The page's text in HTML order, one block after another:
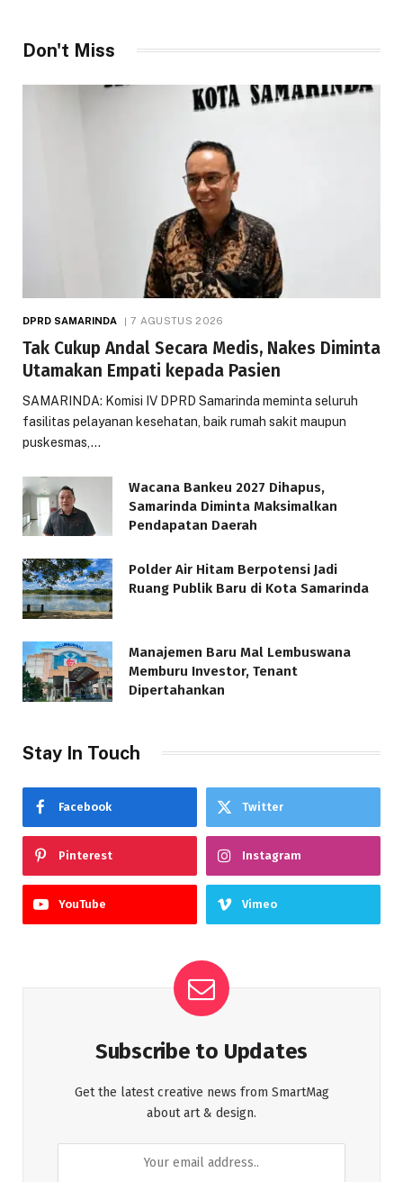
Don't Miss
DPRD SAMARINDA 7 AGUSTUS 2026
Tak Cukup Andal Secara Medis, Nakes Diminta
Utamakan Empati kepada Pasien
SAMARINDA: Komisi IV DPRD Samarinda meminta seluruh
fasilitas pelayanan kesehatan, baik rumah sakit maupun
puskesmas,…
Wacana Bankeu 2027 Dihapus,
Samarinda Diminta Maksimalkan
Pendapatan Daerah
Polder Air Hitam Berpotensi Jadi
Ruang Publik Baru di Kota Samarinda
Manajemen Baru Mal Lembuswana
Memburu Investor, Tenant
Dipertahankan
Stay In Touch
Facebook Twitter
Pinterest Instagram
YouTube Vimeo
Subscribe to Updates
Get the latest creative news from SmartMag
about art & design.